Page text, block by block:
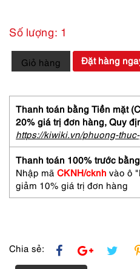
Số lượng: 1
1660-
Ví
nữ-
PRADA
Taurillon
black
leather
Round
zip
wallet-
Đã
lượng
Giỏ hàng Đặt hàng
Thanh toán bằng Tiền mặt
20% giá trị đơn hàng, Quy
https://kiwiki.vn/phuong-
Thanh toán 100% trước
Nhập mã CKNH/cknh vào ô
giảm 10% giá trị đơn hàng
Chia sẻ: